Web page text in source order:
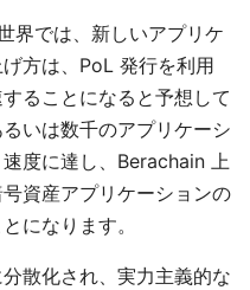
では、新しいアプリケ
方は、PoL 発行を利用
ることになると予想して
いは数千のアプリケーシ
度に達し、Berachain 上
資産アプリケーションの
になります。
散化され、実力主義的な